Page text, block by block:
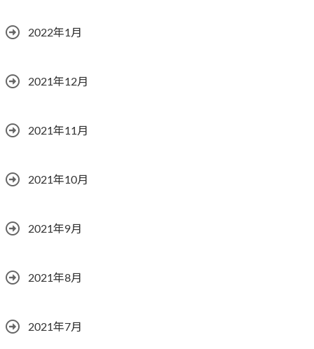
2022年1月
2021年12月
2021年11月
2021年10月
2021年9月
2021年8月
2021年7月